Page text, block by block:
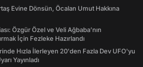
Evine Dönsün, Öcalan Umut Hakkına
Özgür Özel ve Veli Ağbaba’nın
İçin Fezleke Hazırlandı
Hızla İlerleyen 20'den Fazla Dev UFO'yu
Yayınladı